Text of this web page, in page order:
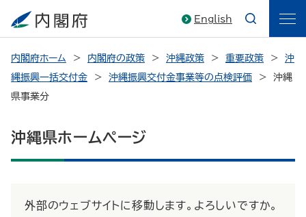
English
内閣府ホーム 内閣府の政策 沖縄政策 重要政策
沖
縄振興一括交付金
沖縄振興交付金事業等の点検評価
沖縄
県事業分
沖縄県ホームページ
外部のウェブサイトに移動します。よろしいですか。